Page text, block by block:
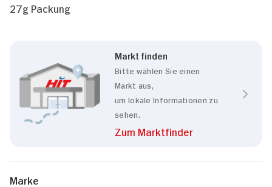
27g Packung
Markt finden
Bitte wählen Sie einen
Markt aus,
um lokale Informationen zu
sehen.
Zum Marktfinder
Marke